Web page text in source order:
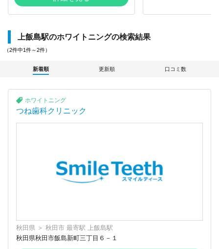
上飯島駅のホワイトニングの検索結果
（2件中1件～2件）
新着順 更新順 口コミ数
ホワイトニング
つね歯科クリニック
秋田県 ＞ 秋田市 最寄駅
上飯島駅
秋田県秋田市飯島新町三丁目６－１